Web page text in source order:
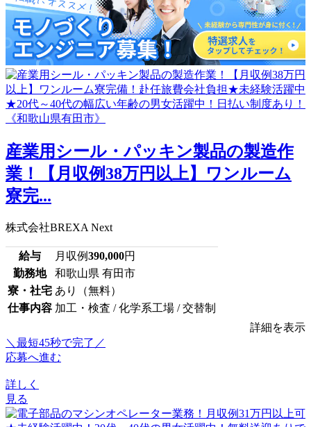
産業用シール・パッキン製品の製造作
業！【月収例38万円以上】ワンルーム
寮完...
株式会社BREXA Next
給与 月収例390,000円
勤務地
和歌山県 有田市
寮・社宅 あり（無料）
仕事内容 加工・検査 / 化学系工場 / 交替制
詳細を表示
＼最短45秒で完了／
応募へ進む
詳しく
見る